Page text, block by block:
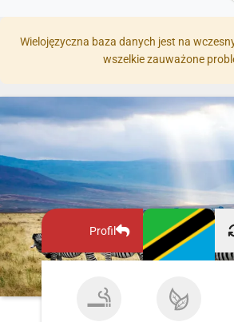
Wielojęzyczna baza danych jest na
wszelkie zauważone
Profil